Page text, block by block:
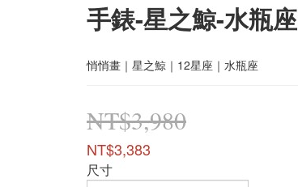
手錶-星之鯨-水瓶座
悄悄畫｜星之鯨｜12星座｜水瓶座
NT$3,980
NT$3,383
尺寸